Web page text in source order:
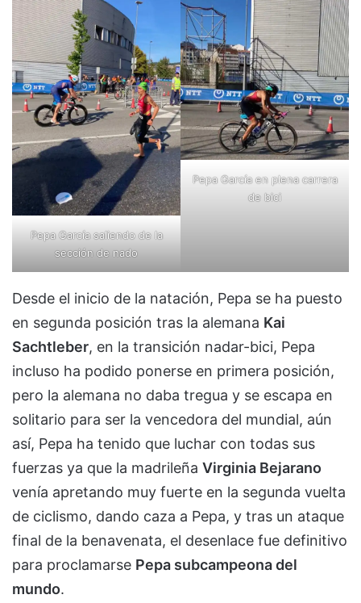
Pepa García saliendo de la
sección de nado
Pepa García en plena carrera
de bici
Desde el inicio de la natación, Pepa se ha puesto
en segunda posición tras la alemana Kai
Sachtleber, en la transición nadar-bici, Pepa
incluso ha podido ponerse en primera posición,
pero la alemana no daba tregua y se escapa en
solitario para ser la vencedora del mundial, aún
así, Pepa ha tenido que luchar con todas sus
fuerzas ya que la madrileña Virginia Bejarano
venía apretando muy fuerte en la segunda vuelta
de ciclismo, dando caza a Pepa, y tras un ataque
final de la benavenata, el desenlace fue definitivo
para proclamarse Pepa subcampeona del
mundo.